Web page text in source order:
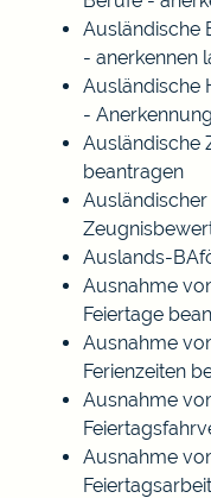
Ausländische
- anerkennen
Ausländische
-
Ausländische
beantragen
Auslands-
Ausnahme
Feiertage
Ausnahme
Ferienzeiten
Ausnahme
Ausnahme